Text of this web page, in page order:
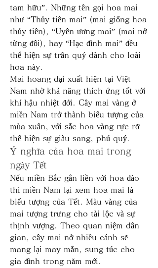
tam hữu”. Những tên gọi hoa mai
như “Thủy tiên mai” (mai giống hoa
thủy tiên), “Uyên ương mai” (mai nở
từng đôi), hay “Hạc đình mai” đều
thể hiện sự trân quý dành cho loài
hoa này.
Mai hoang dại xuất hiện tại Việt
Nam nhờ khả năng thích ứng tốt với
khí hậu nhiệt đới. Cây mai vàng ở
miền Nam trở thành biểu tượng của
mùa xuân, với sắc hoa vàng rực rỡ
thể hiện sự giàu sang, phú quý.
Ý nghĩa của hoa mai trong
ngày Tết
Nếu miền Bắc gắn liền với hoa đào
thì miền Nam lại xem hoa mai là
biểu tượng của Tết. Màu vàng của
mai tượng trưng cho tài lộc và sự
thịnh vượng. Theo quan niệm dân
gian, cây mai nở nhiều cánh sẽ
mang lại may mắn, sung túc cho
gia đình trong năm mới.